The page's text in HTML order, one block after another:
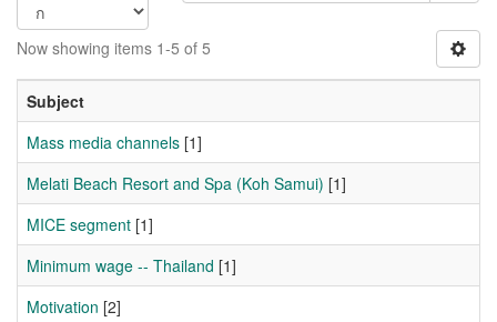
Now showing items 1-5 of 5
Subject
Mass media channels [1]
Melati Beach Resort and Spa (Koh Samui) [1]
MICE segment [1]
Minimum wage -- Thailand [1]
Motivation [2]